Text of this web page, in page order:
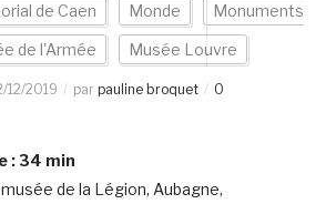
de Caen Monde Monuments
de l'Armée Musée Louvre
12/2019 par pauline broquet
0
: 34 min
de la Légion, Aubagne,